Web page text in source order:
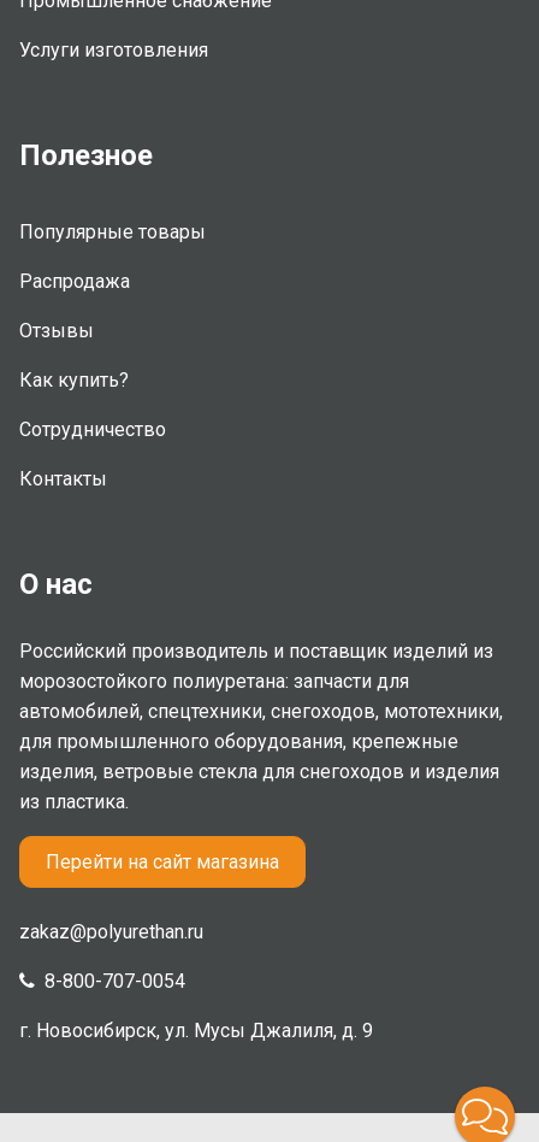
Услуги изготовления
Полезное
Популярные товары
Распродажа
Отзывы
Как купить?
Сотрудничество
Контакты
О нас
Российский производитель и поставщик изделий из
морозостойкого полиуретана: запчасти для
автомобилей, спецтехники, снегоходов, мототехники,
для промышленного оборудования, крепежные
изделия, ветровые стекла для снегоходов и изделия
из пластика.
Перейти на сайт магазина
zakaz@polyurethan.ru
8-800-707-0054
г. Новосибирск, ул. Мусы Джалиля, д. 9